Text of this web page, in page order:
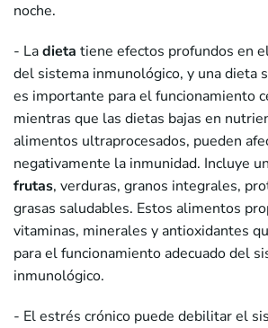
noche.
- Ladieta tiene efectos profundos en
del sistema inmunológico, y una dieta
es importante para el funcionamiento
mientras que las dietas bajas en
alimentos ultraprocesados, pueden
negativamente la inmunidad. Incluye
frutas, verduras, granos integrales,
grasas saludables. Estos alimentos
vitaminas, minerales y antioxidantes
para el funcionamiento adecuado del
inmunológico.
- El estrés crónico puede debilitar el